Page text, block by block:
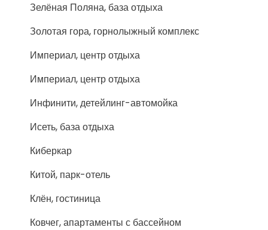
Зелёная Поляна, база отдыха
Золотая гора, горнолыжный комплекс
Империал, центр отдыха
Империал, центр отдыха
Инфинити, детейлинг-автомойка
Исеть, база отдыха
Киберкар
Китой, парк-отель
Клён, гостиница
Ковчег, апартаменты с бассейном